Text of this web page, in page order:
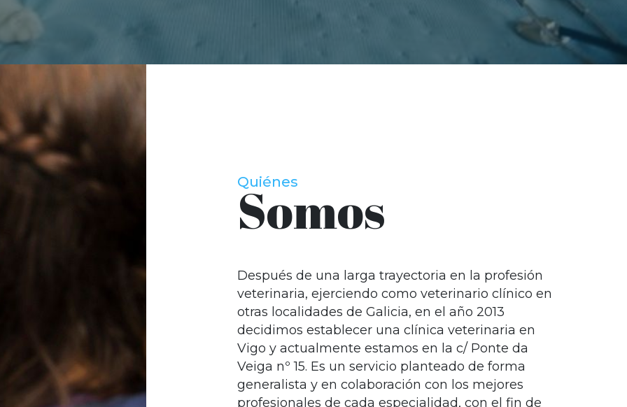
Quiénes
Somos
Después de una larga trayectoria en la profesión
veterinaria, ejerciendo como veterinario clínico en
otras localidades de Galicia, en el año 2013
decidimos establecer una clínica veterinaria en
Vigo y actualmente estamos en la c/ Ponte da
Veiga nº 15. Es un servicio planteado de forma
generalista y en colaboración con los mejores
profesionales de cada especialidad, con el fin de